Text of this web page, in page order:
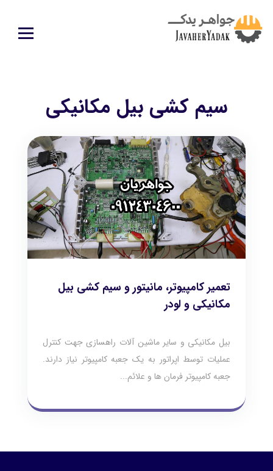
سیم کشی بیل مکانیکی
تعمیر کامپیوتر، مانیتور و سیم کشی بیل
مکانیکی و لودر
بیل مکانیکی و سایر ماشین آلات راهسازی جهت کنترل
عملیات توسط اپراتور به یک جعبه کامپیوتر نیاز دارند.
جعبه کامپیوتر فرمان ها و علائم...